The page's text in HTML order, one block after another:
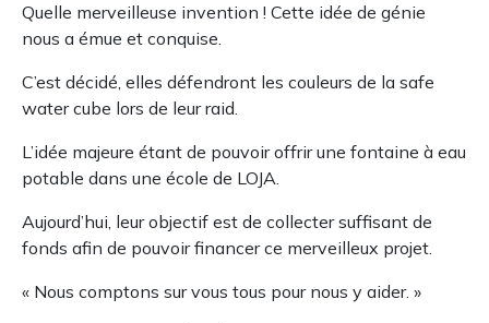
Quelle merveilleuse invention ! Cette idée de génie
nous a émue et conquise.
C’est décidé, elles défendront les couleurs de la safe
water cube lors de leur raid.
L’idée majeure étant de pouvoir offrir une fontaine à eau
potable dans une école de LOJA.
Aujourd’hui, leur objectif est de collecter suffisant de
fonds afin de pouvoir financer ce merveilleux projet.
« Nous comptons sur vous tous pour nous y aider. »